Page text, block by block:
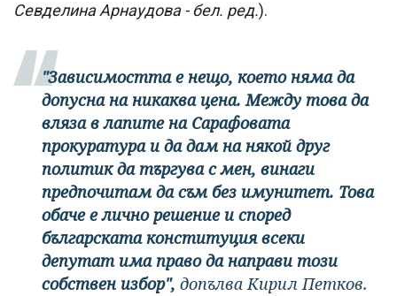
Севделина Арнаудова - бел. ред.).
"Зависимостта е нещо, което няма да
допусна на никаква цена. Между това да
вляза в лапите на Сарафовата
прокуратура и да дам на някой друг
политик да търгува с мен, винаги
предпочитам да съм без имунитет. Това
обаче е лично решение и според
българската конституция всеки
депутат има право да направи този
собствен избор", допълва Кирил Петков.